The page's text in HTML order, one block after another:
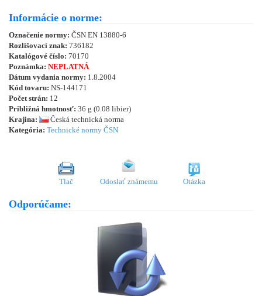
Informácie o norme:
Označenie normy: ČSN EN 13880-6
Rozlišovací znak: 736182
Katalógové číslo: 70170
Poznámka: NEPLATNÁ
Dátum vydania normy: 1.8.2004
Kód tovaru: NS-144171
Počet strán: 12
Približná hmotnosť: 36 g (0.08 libier)
Krajina:
Česká technická norma
Kategória: Technické normy ČSN
Tlač Odoslať známemu Otázka
Odporúčame: